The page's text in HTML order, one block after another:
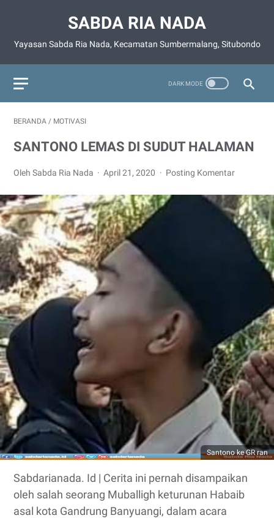
SABDA RIA NADA
Yayasan Sabda Ria Nada, Kecamatan Sumbermalang, Situbondo
BERANDA / MOTIVASI
SANTONO LEMAS DI SUDUT HALAMAN
Oleh Sabda Ria Nada April 21, 2020 Posting Komentar
Santono ke GR ran
Sabdarianada. Id | Cerita ini pernah disampaikan
oleh salah seorang Muballigh keturunan Habaib
asal kota Gandrung Banyuangi, dalam acara